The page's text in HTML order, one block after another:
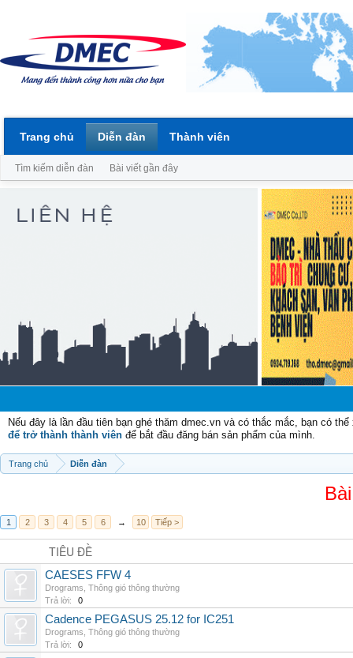
Nếu đây là lần đầu tiên bạn ghé thăm dmec.vn và có thắc mắc, bạn có
để trở thành thành viên để bắt đầu đăng bán sản phẩm của mình.
Trang chủ Diễn đàn
1 2 3 4 5 6 → 10 Tiếp >
TIÊU ĐỀ
CAESES FFW 4
Drograms Thông gió thông thường
Trả lời:
0
Cadence PEGASUS 25.12 for IC251
Drograms Thông gió thông thường
Trả lời:
0
Trang chủ Diễn đàn
Tìm kiếm diễn đàn Bài viết gần đây
Thành viên